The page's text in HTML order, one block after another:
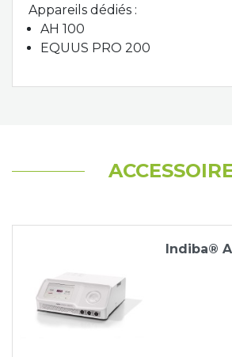
Appareils dédiés :
AH 100
EQUUS PRO 200
Indiba®